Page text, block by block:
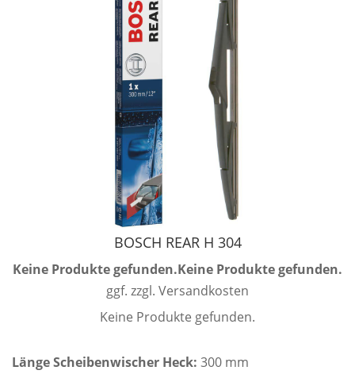
BOSCH REAR H 304
Keine Produkte gefunden.Keine Produkte gefunden.
ggf. zzgl. Versandkosten
Keine Produkte gefunden.
Länge Scheibenwischer Heck: 300 mm